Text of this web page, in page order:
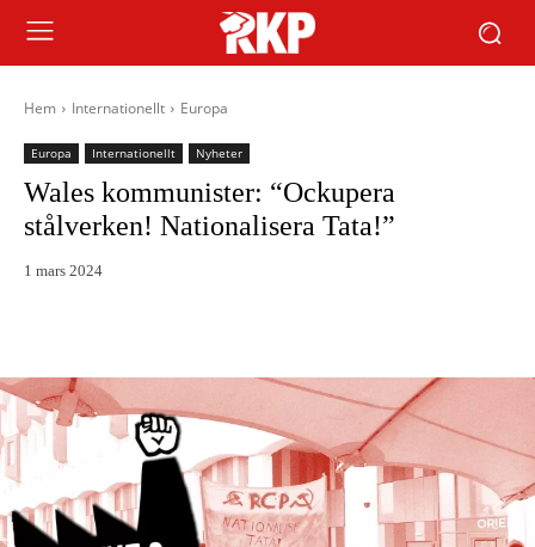
Hem Internationellt Europa
Europa Internationellt Nyheter
Wales kommunister: “Ockupera
stålverken! Nationalisera Tata!”
1 mars 2024